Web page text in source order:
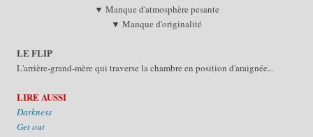
▼ Manque d'atmosphère pesante
▼ Manque d'originalité
LE FLIP
L'arrière-grand-mère qui traverse la chambre en position d'araignée...
LIRE AUSSI
Darkness
Get out